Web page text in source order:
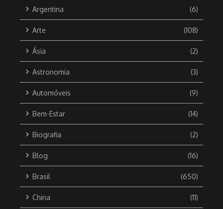
Argentina (6)
Arte (108)
Ásia (2)
Astronomia (3)
Automóveis (9)
Bem-Estar (14)
Biografia (2)
Blog (16)
Brasil (650)
China (11)